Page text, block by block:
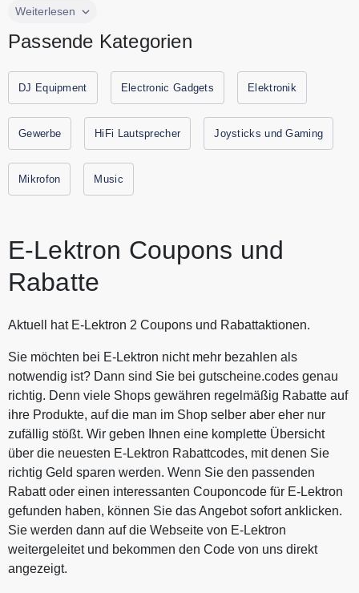
Bei E-Lektron findest Du die komplette Welt der Technik.
Equipment wie Mikrofone und Verstärker zum besten Preis.
Technik für Dein perfektes Event. Spare jetzt durch
Gutscheine.codes mit den aktuellen Gutscheine und
Rabattaktionen von E-Lektron.
Weiterlesen
Passende Kategorien
DJ Equipment Electronic Gadgets Elektronik
Gewerbe HiFi Lautsprecher Joysticks und Gaming
Mikrofon Music
E-Lektron Coupons und
Rabatte
Aktuell hat E-Lektron 2 Coupons und Rabattaktionen.
Sie möchten bei E-Lektron nicht mehr bezahlen als
notwendig ist? Dann sind Sie bei gutscheine.codes genau
richtig. Denn viele Shops gewähren regelmäßig Rabatte auf
ihre Produkte, auf die man im Shop selber aber eher nur
zufällig stößt. Wir geben Ihnen eine komplette Übersicht
über die neuesten E-Lektron Rabattcodes, mit denen Sie
richtig Geld sparen werden. Wenn Sie den passenden
Rabatt oder einen interessanten Couponcode für E-Lektron
gefunden haben, können Sie das Angebot sofort anklicken.
Sie werden dann auf die Webseite von E-Lektron
weitergeleitet und bekommen den Code von uns direkt
angezeigt.